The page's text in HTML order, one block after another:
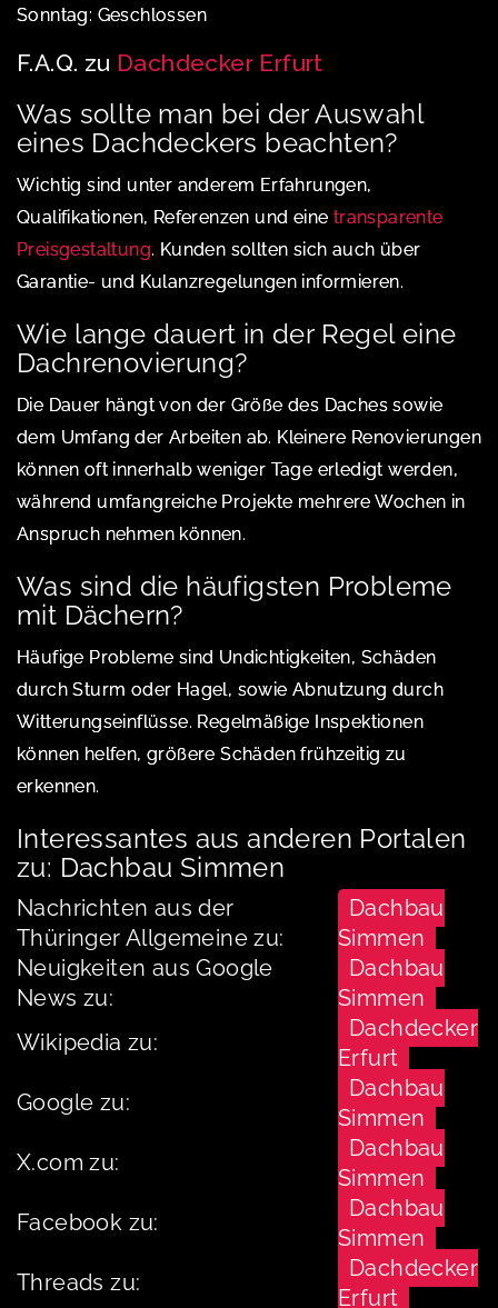
Sonntag: Geschlossen
F.A.Q. zu Dachdecker Erfurt
Was sollte man bei der Auswahl
eines Dachdeckers beachten?
Wichtig sind unter anderem Erfahrungen,
Qualifikationen, Referenzen und eine transparente
Preisgestaltung. Kunden sollten sich auch über
Garantie- und Kulanzregelungen informieren.
Wie lange dauert in der Regel eine
Dachrenovierung?
Die Dauer hängt von der Größe des Daches sowie
dem Umfang der Arbeiten ab. Kleinere Renovierungen
können oft innerhalb weniger Tage erledigt werden,
während umfangreiche Projekte mehrere Wochen in
Anspruch nehmen können.
Was sind die häufigsten Probleme
mit Dächern?
Häufige Probleme sind Undichtigkeiten, Schäden
durch Sturm oder Hagel, sowie Abnutzung durch
Witterungseinflüsse. Regelmäßige Inspektionen
können helfen, größere Schäden frühzeitig zu
erkennen.
Interessantes aus anderen Portalen
zu: Dachbau Simmen
Nachrichten aus der
Thüringer Allgemeine zu:
Dachbau
Simmen
Neuigkeiten aus Google
News zu:
Dachbau
Simmen
Wikipedia zu:
Dachdecker
Erfurt
Google zu:
Dachbau
Simmen
X.com zu:
Dachbau
Simmen
Facebook zu:
Dachbau
Simmen
Threads zu:
Dachdecker
Erfurt